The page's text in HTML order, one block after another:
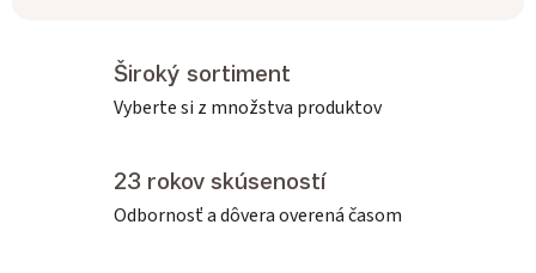
Široký sortiment
Vyberte si z množstva produktov
23 rokov skúseností
Odbornosť a dôvera overená časom